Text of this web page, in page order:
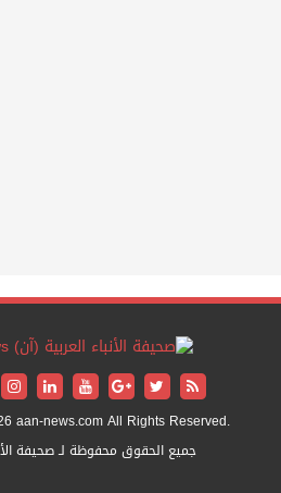
aan-news.com All Rights Reserved.
جميع الحقوق محفوظة لـ صحيفة